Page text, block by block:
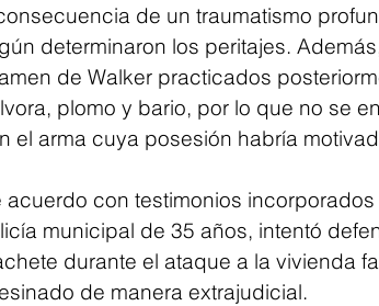
de un traumatismo
determinaron los peritajes.
de Walker practicados
plomo y bario, por lo que no se
el arma cuya posesión habría
acuerdo con testimonios
municipal de 35 años, intentó
durante el ataque a la vivienda
de manera extrajudicial.